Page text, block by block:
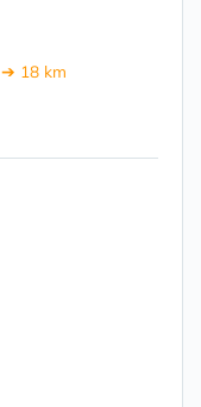
➔ 18 km